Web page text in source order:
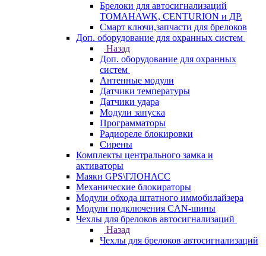
Брелоки для автосигнализаций
TOMAHAWK, CENTURION и ДР.
Смарт ключи,запчасти для брелоков
Доп. оборудование для охранных систем
Назад
Доп. оборудование для охранных
систем
Антенные модули
Датчики температуры
Датчики удара
Модули запуска
Программаторы
Радиореле блокировки
Сирены
Комплекты центрального замка и
активаторы
Маяки GPS\ГЛОНАСС
Механические блокираторы
Модули обхода штатного иммобилайзера
Модули подключения CAN-шины
Чехлы для брелоков автосигнализаций
Назад
Чехлы для брелоков автосигнализаций